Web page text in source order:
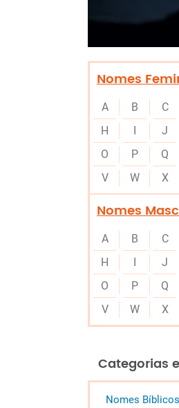
Nomes
A B C
H
I J
O
P Q
V
W X
Nomes
A B C
H
I J
O
P Q
V
W X
Categorias
Nomes Bíblicos